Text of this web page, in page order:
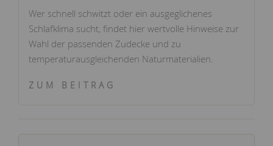
Wer schnell schwitzt oder ein ausgeglichenes
Schlafklima sucht, findet hier wertvolle Hinweise zur
Wahl der passenden Zudecke und zu
temperaturausgleichenden Naturmaterialien.
ZUM BEITRAG